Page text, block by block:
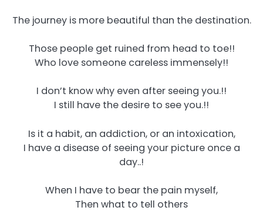
The journey is more beautiful than the destination.
Those people get ruined from head to toe!!
Who love someone careless immensely!!
I don’t know why even after seeing you.!!
I still have the desire to see you.!!
Is it a habit, an addiction, or an intoxication,
I have a disease of seeing your picture once a
day..!
When I have to bear the pain myself,
Then what to tell others